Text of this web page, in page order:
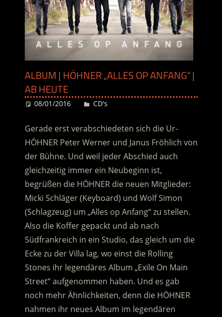
ALBUM | HÖHNER „ALLES OP ANFANG“ |
AB HEUTE
08/01/2016 Desiree
CD's
Gerade erst verabschiedeten sich die Ur-
HÖHNER Peter Werner und Janus Fröhlich von
der Bühne. Und weil jeder Abschied auch
gleichzeitig immer ein Neubeginn ist,
begrüßen die HÖHNER die neuen Mitglieder:
Micki Schläger (Keyboard) und Wolf Simon
(Schlagzeug) um „Alles op Anfang“ zu stellen.
Also die Koffer gepackt und ab nach
Südfrankreich in ein Studio, das gleich um die
Ecke zu der Villa lag, wo einst die Rolling
Stones ihr legendäres Album „Exile On Main
Street“ aufgenommen haben. Und es gab
noch mehr Ähnlichkeiten, denn die HÖHNER
nahmen ihr neues Album im legendären